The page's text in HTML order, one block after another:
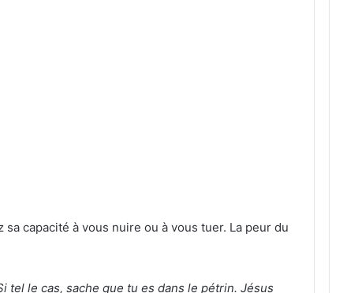
capacité à vous nuire ou à vous tuer. La peur du
tel le cas, sache que tu es dans le pétrin. Jésus